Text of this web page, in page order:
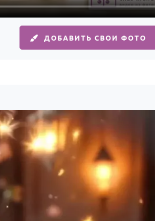
ДОБАВИТЬ СВОИ ФОТО